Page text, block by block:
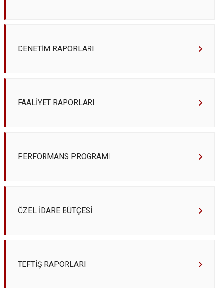
DENETİM RAPORLARI
FAALİYET RAPORLARI
PERFORMANS PROGRAMI
ÖZEL İDARE BÜTÇESİ
TEFTİŞ RAPORLARI